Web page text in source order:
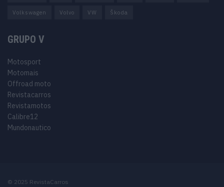
Volkswagen Volvo VW Škoda
GRUPO V
Motosport
Motomais
Offroad moto
Revistacarros
Revistamotos
Calibre12
Mundonautico
© 2025 RevistaCarros